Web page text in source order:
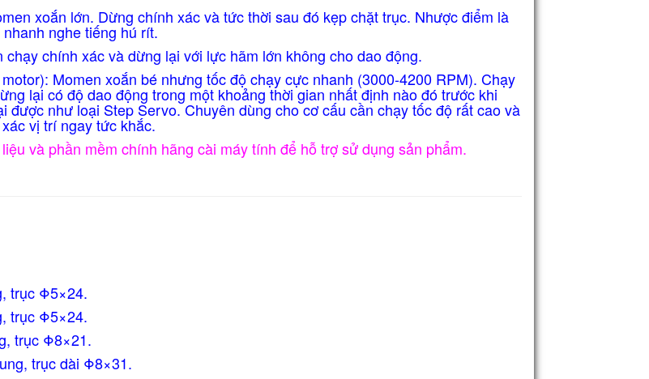
xoắn lớn. Dừng chính xác và tức thời sau đó kẹp chặt trục. Nhược điểm là
nghe tiếng hú rít.
chính xác và dừng lại với lực hãm lớn không cho dao động.
Momen xoắn bé nhưng tốc độ chạy cực nhanh (3000-4200 RPM). Chạy
lại có độ dao động trong một khoảng thời gian nhất định nào đó trước khi
như loại Step Servo. Chuyên dùng cho cơ cấu cần chạy tốc độ rất cao và
vị trí ngay tức khắc.
và phần mềm chính hãng cài máy tính để hỗ trợ sử dụng sản phẩm.
trục Φ5×24.
trục Φ5×24.
trục Φ8×21.
trục dài Φ8×31.